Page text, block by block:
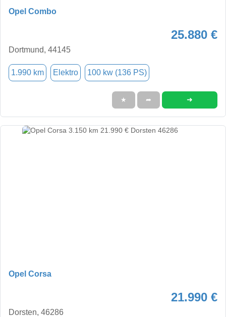
Opel Combo
25.880 €
Dortmund, 44145
1.990 km Elektro 100 kw (136 PS)
★ ➦ ➜
Opel Corsa
21.990 €
Dorsten, 46286